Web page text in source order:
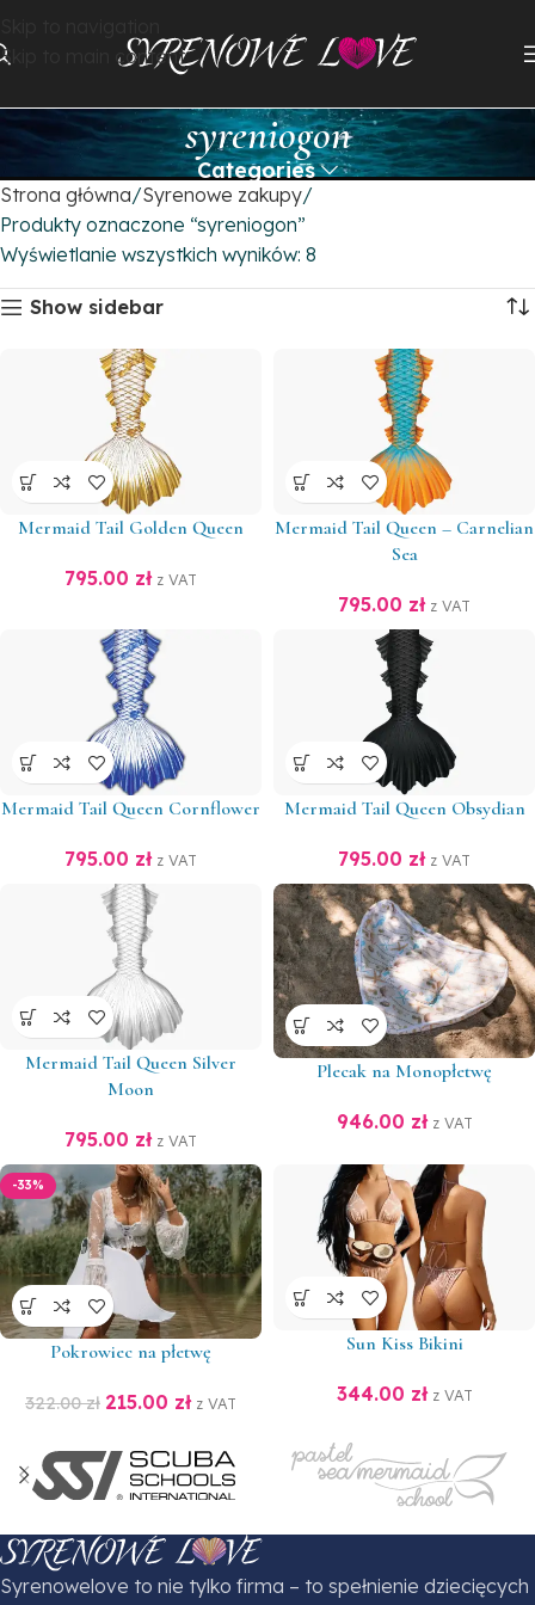
Skip to main content
syreniogon
Categories
Strona główna Syrenowe zakupy
Produkty oznaczone “syreniogon”
Wyświetlanie wszystkich wyników: 8
Show sidebar
Mermaid Tail Golden Queen
795.00 zł z VAT
Mermaid Tail Queen – Carnelian
Sea
795.00 zł z VAT
Mermaid Tail Queen Cornflower
795.00 zł z VAT
Mermaid Tail Queen Obsydian
795.00 zł z VAT
Mermaid Tail Queen Silver
Moon
795.00 zł z VAT
Plecak na Monopłetwę
946.00 zł z VAT
-33%
Pokrowiec na płetwę
322.00zł 215.00 zł z VAT
Sun Kiss Bikini
344.00 zł z VAT
Syrenowelove to nie tylko firma – to spełnienie dziecięcych